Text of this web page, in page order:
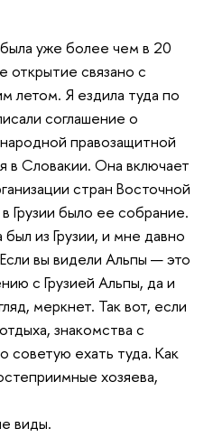
уже более чем в 20
открытие связано с
летом. Я ездила туда по
соглашение о
правозащитной
в Словакии. Она включает
стран Восточной
Грузии было ее собрание.
из Грузии, и мне давно
вы видели Альпы — это
с Грузией Альпы, да и
меркнет. Так вот, если
знакомства с
советую ехать туда. Как
хозяева,
виды.